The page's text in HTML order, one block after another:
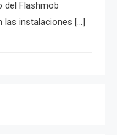
del Flashmob
las instalaciones […]